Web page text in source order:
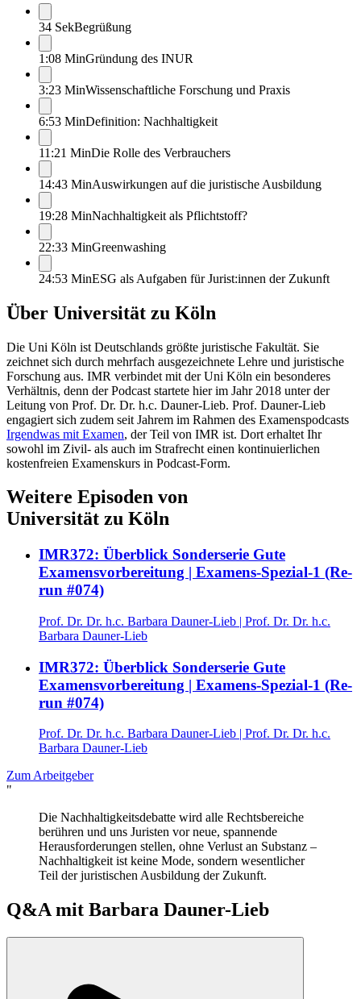
34 SekBegrüßung
1:08 MinGründung des INUR
3:23 MinWissenschaftliche Forschung und Praxis
6:53 MinDefinition: Nachhaltigkeit
11:21 MinDie Rolle des Verbrauchers
14:43 MinAuswirkungen auf die juristische Ausbildung
19:28 MinNachhaltigkeit als Pflichtstoff?
22:33 MinGreenwashing
24:53 MinESG als Aufgaben für Jurist:innen der Zukunft
Über Universität zu Köln
Die Uni Köln ist Deutschlands größte juristische Fakultät. Sie
zeichnet sich durch mehrfach ausgezeichnete Lehre und juristische
Forschung aus. IMR verbindet mit der Uni Köln ein besonderes
Verhältnis, denn der Podcast startete hier im Jahr 2018 unter der
Leitung von Prof. Dr. Dr. h.c. Dauner-Lieb. Prof. Dauner-Lieb
engagiert sich zudem seit Jahrem im Rahmen des Examenspodcasts
Irgendwas mit Examen, der Teil von IMR ist. Dort erhaltet Ihr
sowohl im Zivil- als auch im Strafrecht einen kontinuierlichen
kostenfreien Examenskurs in Podcast-Form.
Weitere Episoden von
Universität zu Köln
IMR372: Überblick Sonderserie Gute
Examensvorbereitung | Examens-Spezial-1 (Re-
run #074)
Prof. Dr. Dr. h.c. Barbara Dauner-Lieb | Prof. Dr. Dr. h.c.
Barbara Dauner-Lieb
IMR372: Überblick Sonderserie Gute
Examensvorbereitung | Examens-Spezial-1 (Re-
run #074)
Prof. Dr. Dr. h.c. Barbara Dauner-Lieb
Prof. Dr. Dr. h.c.
Barbara Dauner-Lieb
Zum Arbeitgeber
"
Die Nachhaltigkeitsdebatte wird alle Rechtsbereiche
berühren und uns Juristen vor neue, spannende
Herausforderungen stellen, ohne Verlust an Substanz –
Nachhaltigkeit ist keine Mode, sondern wesentlicher
Teil der juristischen Ausbildung der Zukunft.
Q&A mit Barbara Dauner-Lieb